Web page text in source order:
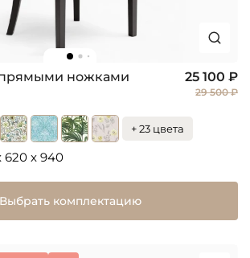
прямыми ножками 25 100 ₽
29 500 ₽
+ 23 цвета
620 x 940
Выбрать комплектацию